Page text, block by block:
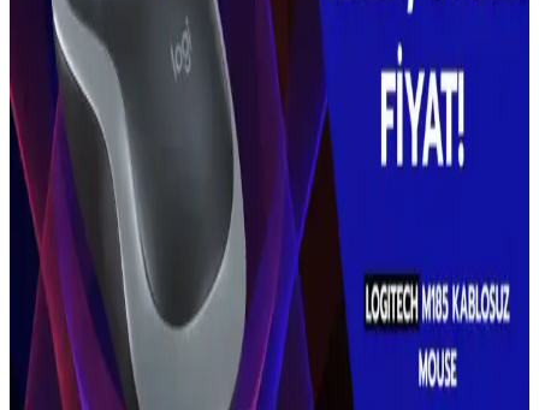
Kablolu setlere göre daha düzenli ve taşınabilir olan kablosuz klavye
ve mouse setleri, ergonomik tasarımları ve uzun pil ömrüyle
kullanıcıların ihtiyaçlarını karşılar. Bağlantı ve uyumluluk önemli
faktörlerdir.
Grundig VCP 7330 Şarjlı Kablosuz Süpürge: Hafif
ve Güçlü Temizlik Çözümü
Grundig VCP 7330 şarjlı süpürge, hafif tasarımı ve güçlü
performansıyla pratik temizlik sağlar. Uzun pil ömrü ve çeşitli
aksesuarlarıyla farklı yüzeylerde etkili kullanım sunar.
Kablosuz Klavye Seçenekleri: A4Tech FBK25 Q ve
LecoO Üzerinden Bir Değerlendirme
A4Tech FBK25 Q ve LecoO kablosuz klavyelerin temel özellikleri
ve kullanım alanları, kablosuz bağlantının avantajları ve
karşılaştırma detaylarıyla genel bir değerlendirme.